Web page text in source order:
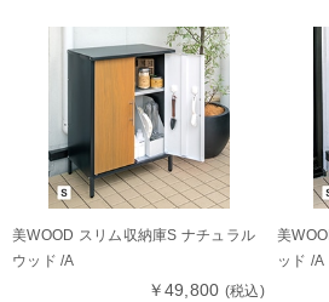
美WOOD スリム収納庫S ナチュラル
ウッド /A
￥49,800 (税込)
美
ッド /A